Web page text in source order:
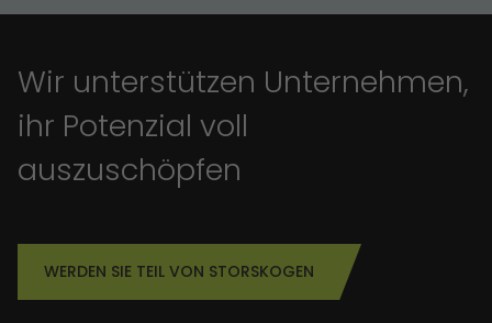
Wir unterstützen Unternehmen,
ihr Potenzial voll
auszuschöpfen
WERDEN SIE TEIL VON STORSKOGEN